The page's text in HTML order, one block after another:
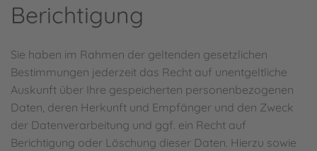
Berichtigung
Sie haben im Rahmen der geltenden gesetzlichen
Bestimmungen jederzeit das Recht auf unentgeltliche
Auskunft über Ihre gespeicherten personenbezogenen
Daten, deren Herkunft und Empfänger und den Zweck
der Datenverarbeitung und ggf. ein Recht auf
Berichtigung oder Löschung dieser Daten. Hierzu sowie